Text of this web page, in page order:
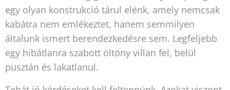
egy olyan konstrukció tárul elénk, amely nemcsak
kabátra nem emlékeztet, hanem semmilyen
általunk ismert berendezkedésre sem. Legfeljebb
egy hibátlanra szabott öltöny villan fel, belül
pusztán és lakatlanul.